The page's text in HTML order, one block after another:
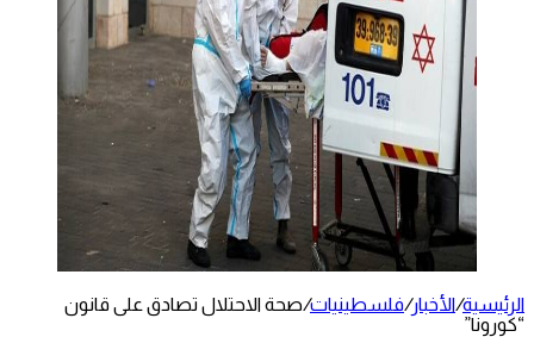
الرئيسية/الأخبار/فلسطينيات/صحة الاحتلال تصادق على قانون
“كورونا”